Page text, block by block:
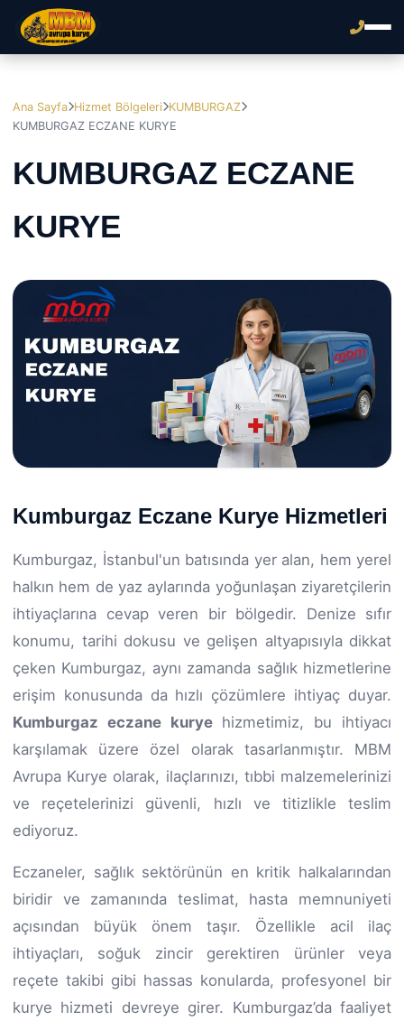
Ana Sayfa Hizmet Bölgeleri KUMBURGAZ
KUMBURGAZ ECZANE KURYE
KUMBURGAZ ECZANE
KURYE
Kumburgaz Eczane Kurye Hizmetleri
Kumburgaz, İstanbul'un batısında yer alan, hem yerel
halkın hem de yaz aylarında yoğunlaşan ziyaretçilerin
ihtiyaçlarına cevap veren bir bölgedir. Denize sıfır
konumu, tarihi dokusu ve gelişen altyapısıyla dikkat
çeken Kumburgaz, aynı zamanda sağlık hizmetlerine
erişim konusunda da hızlı çözümlere ihtiyaç duyar.
Kumburgaz eczane kuryehizmetimiz, bu ihtiyacı
karşılamak üzere özel olarak tasarlanmıştır. MBM
Avrupa Kurye olarak, ilaçlarınızı, tıbbi malzemelerinizi
ve reçetelerinizi güvenli, hızlı ve titizlikle teslim
ediyoruz.
Eczaneler, sağlık sektörünün en kritik halkalarından
biridir ve zamanında teslimat, hasta memnuniyeti
açısından büyük önem taşır. Özellikle acil ilaç
ihtiyaçları, soğuk zincir gerektiren ürünler veya
reçete takibi gibi hassas konularda, profesyonel bir
kurye hizmeti devreye girer. Kumburgaz’da faaliyet